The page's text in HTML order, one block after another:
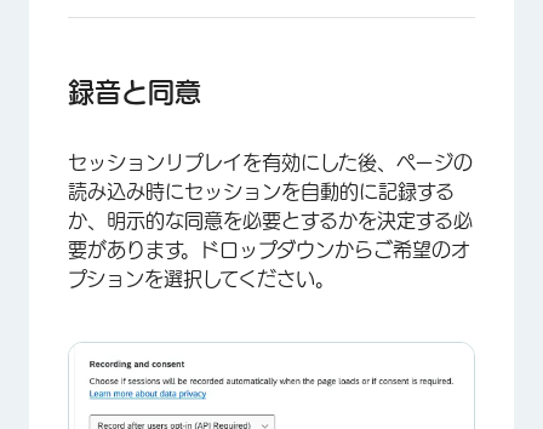
録音と同意
セッションリプレイを有効にした後、ページの
読み込み時にセッションを自動的に記録する
か、明示的な同意を必要とするかを決定する必
要があります。ドロップダウンからご希望のオ
プションを選択してください。